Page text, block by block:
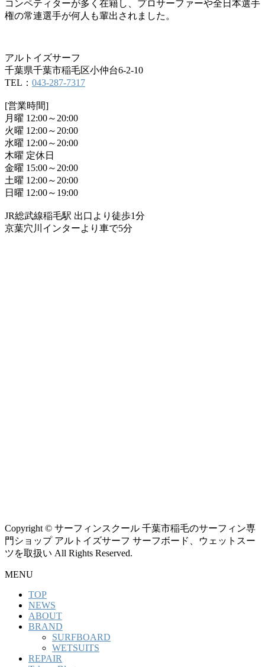
コンペティターが多く在籍し、プロサーファーや全日本選手
権の常連選手が何人も輩出されました。
アルトイズサーフ
千葉県千葉市稲毛区小仲台6-2-10
TEL： 043-287-7317
[営業時間]
月曜 12:00～20:00
火曜 12:00～20:00
水曜 12:00～20:00
木曜 定休日
金曜 15:00～20:00
土曜 12:00～20:00
日曜 12:00～19:00
JR総武線稲毛駅 出口より徒歩1分
京葉穴川インターより車で5分
Copyright © サーフィンスクール 千葉市稲毛のサーフィン専
門ショップ アルトイズサーフ サーフボード、ウェットスー
ツを取扱い All Rights Reserved.
MENU
TOP
NEWS
ABOUT
BRAND
SURFBOARD
WETSUITS
REPAIR